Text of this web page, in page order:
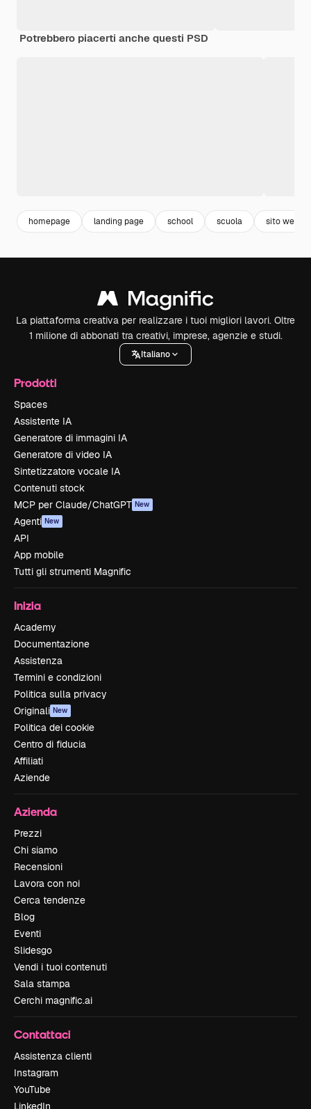
Potrebbero piacerti anche questi PSD
homepage landing page school scuola sito web
La piattaforma creativa per realizzare i tuoi migliori lavori. Oltre
1 milione di abbonati tra creativi, imprese, agenzie e studi.
Italiano
Prodotti
Spaces
Assistente IA
Generatore di immagini IA
Generatore di video IA
Sintetizzatore vocale IA
Contenuti stock
MCP per Claude/ChatGPT New
Agenti New
API
App mobile
Tutti gli strumenti Magnific
Inizia
Academy
Documentazione
Assistenza
Termini e condizioni
Politica sulla privacy
Originali New
Politica dei cookie
Centro di fiducia
Affiliati
Aziende
Azienda
Prezzi
Chi siamo
Recensioni
Lavora con noi
Cerca tendenze
Blog
Eventi
Slidesgo
Vendi i tuoi contenuti
Sala stampa
Cerchi magnific.ai
Contattaci
Assistenza clienti
Instagram
YouTube
LinkedIn